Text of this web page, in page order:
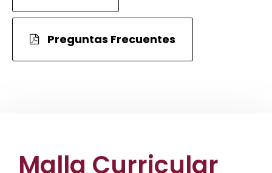
Preguntas Frecuentes
Malla Curricular